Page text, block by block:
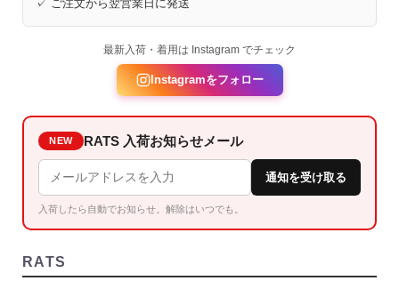
✓ ご注文から翌営業日に発送
最新入荷・着用は Instagram でチェック
Instagramをフォロー
NEW RATS 入荷お知らせメール
通知を受け取る
入荷したら自動でお知らせ。解除はいつでも。
RATS